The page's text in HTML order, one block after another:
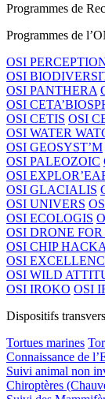
Programmes de
Programmes de
OSI
OSI
OSI PANTHERA
OSI
OSI CETIS OSI
OSI WATER
OSI GEOSYST’M
OSI PALEOZOIC
OSI
OSI GLACIALIS
OSI UNIVERS
OSI ECOLOGIS
OSI DRONE
OSI CHIP
OSI
OSI WILD
OSI IROKO OSI
Dispositifs
Tortues marines
Connaissance de
Suivi animal non
Chiroptères